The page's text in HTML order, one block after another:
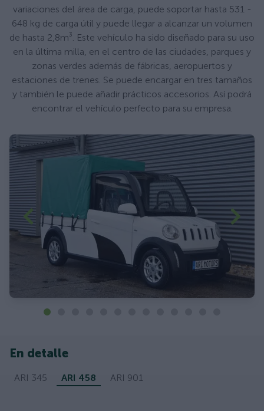
variaciones del área de carga, puede soportar hasta 531 -
648 kg de carga útil y puede llegar a alcanzar un volumen
de hasta 2,8m³. Este vehículo ha sido diseñado para su uso
en la última milla, en el centro de las ciudades, parques y
zonas verdes además de fábricas, aeropuertos y
estaciones de trenes. Se puede encargar en tres tamaños
y también le puede añadir prácticos accesorios. Así podrá
encontrar el vehículo perfecto para su empresa.
En detalle
ARI 345 ARI 458 ARI 901